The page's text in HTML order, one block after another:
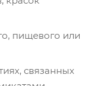
пищевого или
связанных